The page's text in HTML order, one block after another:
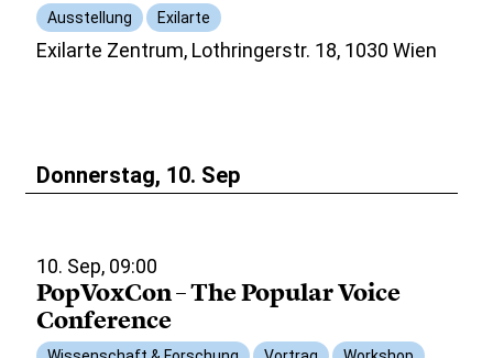
Ausstellung Exilarte
Exilarte Zentrum, Lothringerstr. 18, 1030 Wien
Donnerstag, 10. Sep
10. Sep, 09:00
PopVoxCon – The Popular Voice
Conference